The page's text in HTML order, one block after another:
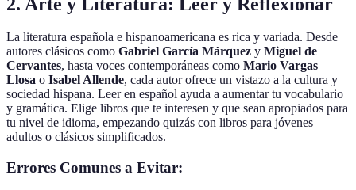
La literatura española e hispanoamericana es rica y variada. Desde
autores clásicos como Gabriel García Márquez y Miguel de
Cervantes, hasta voces contemporáneas como Mario Vargas
Llosa o Isabel Allende, cada autor ofrece un vistazo a la cultura y
sociedad hispana. Leer en español ayuda a aumentar tu vocabulario
y gramática. Elige libros que te interesen y que sean apropiados para
tu nivel de idioma, empezando quizás con libros para jóvenes
adultos o clásicos simplificados.
Errores Comunes a Evitar: